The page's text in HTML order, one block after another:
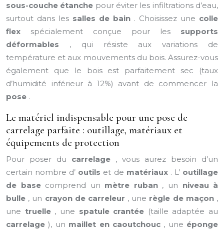
sous-couche étanche pour éviter les infiltrations d’eau,
surtout dans les salles de bain . Choisissez une colle
flex spécialement conçue pour les supports
déformables , qui résiste aux variations de
température et aux mouvements du bois. Assurez-vous
également que le bois est parfaitement sec (taux
d’humidité inférieur à 12%) avant de commencer la
pose .
Le matériel indispensable pour une pose de
carrelage parfaite : outillage, matériaux et
équipements de protection
Pour poser du carrelage , vous aurez besoin d’un
certain nombre d’ outils et de matériaux . L’ outillage
de base comprend un mètre ruban , un niveau à
bulle , un crayon de carreleur , une règle de maçon ,
une truelle , une spatule crantée (taille adaptée au
carrelage), un maillet en caoutchouc , une éponge